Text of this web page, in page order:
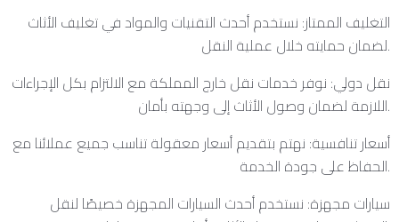
التغليف الممتاز: نستخدم أحدث التقنيات والمواد في تغليف الأثاث
لضمان حمايته خلال عملية النقل.
نقل دولي: نوفر خدمات نقل خارج المملكة مع الالتزام بكل الإجراءات
اللازمة لضمان وصول الأثاث إلى وجهته بأمان.
أسعار تنافسية: نهتم بتقديم أسعار معقولة تناسب جميع عملائنا مع
الحفاظ على جودة الخدمة.
سيارات مجهزة: نستخدم أحدث السيارات المجهزة خصيصًا لنقل